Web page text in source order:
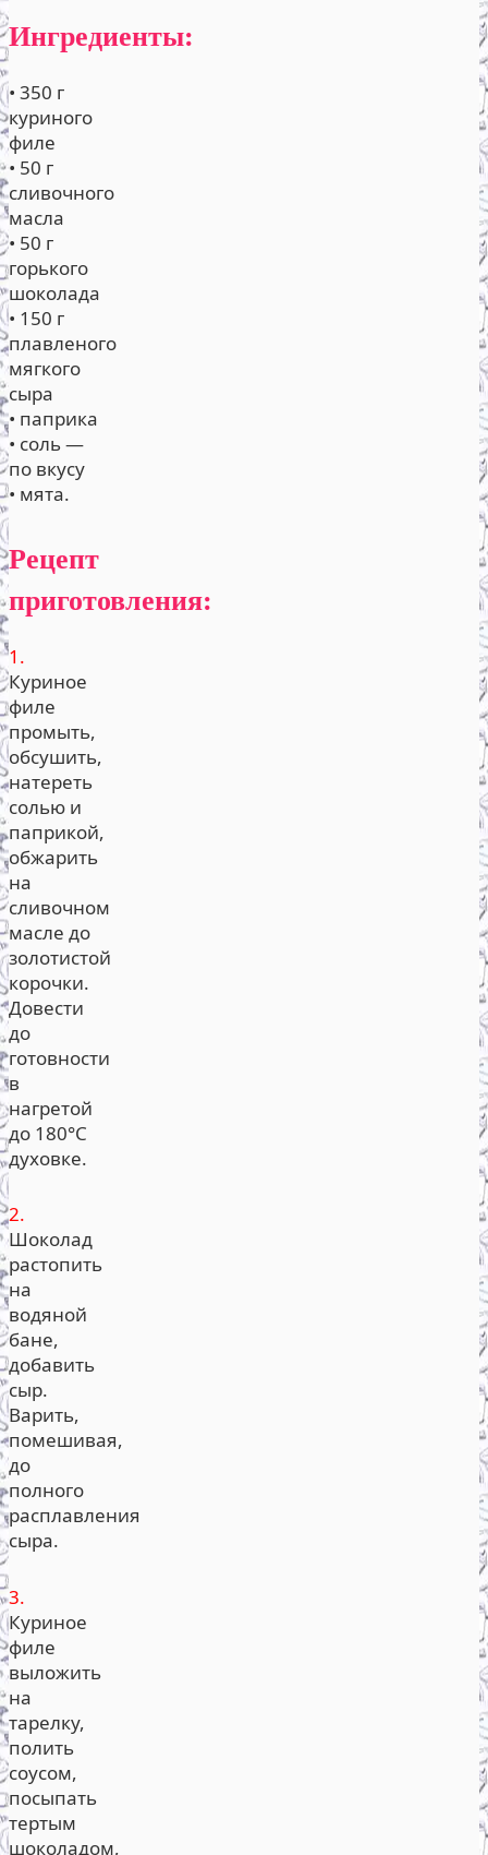
Ингредиенты:
• 350 г
куриного
филе
• 50 г
сливочного
масла
• 50 г
горького
шоколада
• 150 г
плавленого
мягкого
сыра
• паприка
• соль —
по вкусу
• мята.
Рецепт
приготовления:
1.
Куриное
филе
промыть,
обсушить,
натереть
солью и
паприкой,
обжарить
на
сливочном
масле до
золотистой
корочки.
Довести
до
готовности
в
нагретой
до 180°С
духовке.
2.
Шоколад
растопить
на
водяной
бане,
добавить
сыр.
Варить,
помешивая,
до
полного
расплавления
сыра.
3.
Куриное
филе
выложить
на
тарелку,
полить
соусом,
посыпать
тертым
шоколадом,